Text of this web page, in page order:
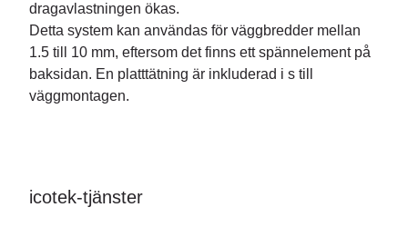
dragavlastningen ökas.
Detta system kan användas för väggbredder mellan
1.5 till 10 mm, eftersom det finns ett spännelement på
baksidan. En platttätning är inkluderad i s till
väggmontagen.
icotek-tjänster